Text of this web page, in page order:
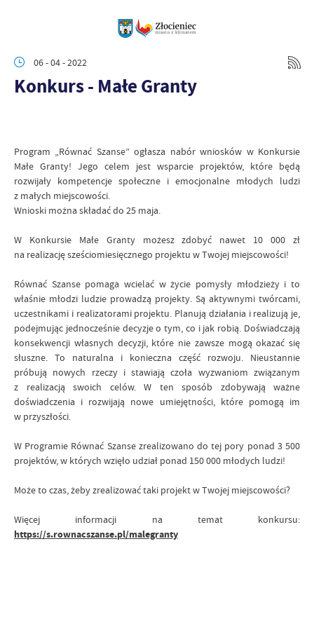
06 - 04 - 2022
Konkurs - Małe Granty
Program „Równać Szanse” ogłasza nabór wniosków w Konkursie
Małe Granty! Jego celem jest wsparcie projektów, które będą
rozwijały kompetencje społeczne i emocjonalne młodych ludzi
z małych miejscowości.
Wnioski można składać do 25 maja.
W Konkursie Małe Granty możesz zdobyć nawet 10 000 zł
na realizację sześciomiesięcznego projektu w Twojej miejscowości!
Równać Szanse pomaga wcielać w życie pomysły młodzieży i to
właśnie młodzi ludzie prowadzą projekty. Są aktywnymi twórcami,
uczestnikami i realizatorami projektu. Planują działania i realizują je,
podejmując jednocześnie decyzje o tym, co i jak robią. Doświadczają
konsekwencji własnych decyzji, które nie zawsze mogą okazać się
słuszne. To naturalna i konieczna część rozwoju. Nieustannie
próbują nowych rzeczy i stawiają czoła wyzwaniom związanym
z realizacją swoich celów. W ten sposób zdobywają ważne
doświadczenia i rozwijają nowe umiejętności, które pomogą im
w przyszłości.
W Programie Równać Szanse zrealizowano do tej pory ponad 3 500
projektów, w których wzięło udział ponad 150 000 młodych ludzi!
Może to czas, żeby zrealizować taki projekt w Twojej miejscowości?
Więcej informacji na temat konkursu:
https://s.rownacszanse.pl/malegranty